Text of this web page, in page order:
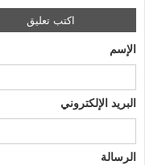
اكتب تعليق
الإسم
البريد الإلكتروني
الرسالة